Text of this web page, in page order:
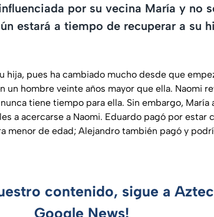
por su vecina María y no
estará a tiempo de recuperar a su
hija, pues ha cambiado mucho desde que
un hombre veinte años mayor que ella. Naomi
tiene tiempo para ella. Sin embargo, María
a acercarse a Naomi. Eduardo pagó por estar
menor de edad; Alejandro también pagó y
contenido, sigue a
Google News!